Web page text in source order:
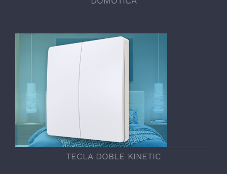
TECLA DOBLE KINETIC